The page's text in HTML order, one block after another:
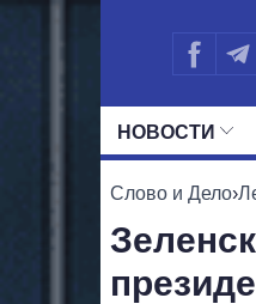
НОВОСТИ
Слово и Дело›